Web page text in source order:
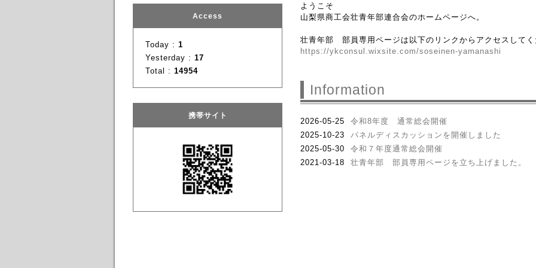
ようこそ
山梨県商工会壮青年部連合会のホームページへ。
壮青年部 部員専用ページは以下のリンクからアクセスして
https://ykconsul.wixsite.com/soseinen-yamanashi
Information
2026-05-25
令和8年度 通常総会開催
2025-10-23
パネルディスカッションを開催しました
2025-05-30
令和７年度通常総会開催
2021-03-18
壮青年部 部員専用ページを立ち上げました。
Access
Today : 1
Yesterday : 17
Total : 14954
携帯サイト